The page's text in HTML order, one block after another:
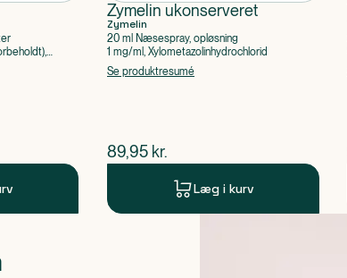
Zymelin ukonserveret
Zymelin
20 ml Næsespray, opløsning
1 mg/ml, Xylometazolinhydrochlorid
Se produktresumé
$nuværende pris
89,95 kr.
Læg i kurv